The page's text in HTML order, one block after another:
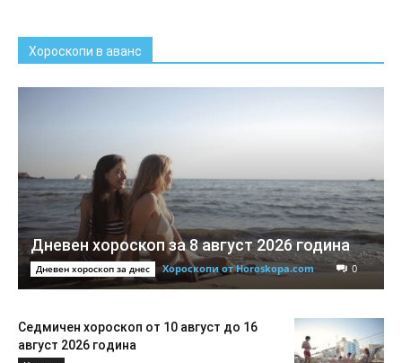
Хороскопи в аванс
Дневен хороскоп за 8 август 2026 година
Дневен хороскоп за днес Хороскопи от Horoskopa.com 0
Седмичен хороскоп от 10 август до 16
август 2026 година